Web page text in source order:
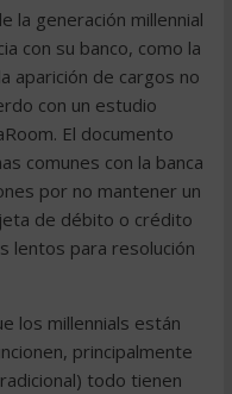
la generación millennial
con su banco, como la
aparición de cargos no
con un estudio
El documento
comunes con la banca
por no mantener un
de débito o crédito
lentos para resolución
los millennials están
principalmente
todo tienen